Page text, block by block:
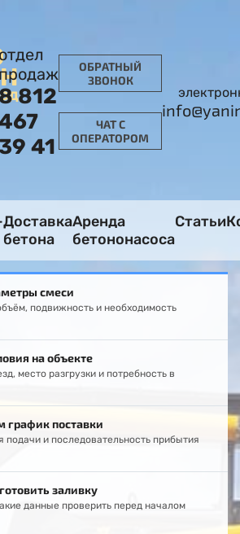
продаж
812
39 41
ОБРАТНЫЙ
ЗВОНОК
ЧАТ С
ОПЕРАТОРОМ
Доставка
бетона
Аренда
бетононасоса
Статьи
смеси
подвижность и необходимость
на объекте
место разгрузки и потребность в
график поставки
подачи и последовательность прибытия
заливку
данные проверить перед началом